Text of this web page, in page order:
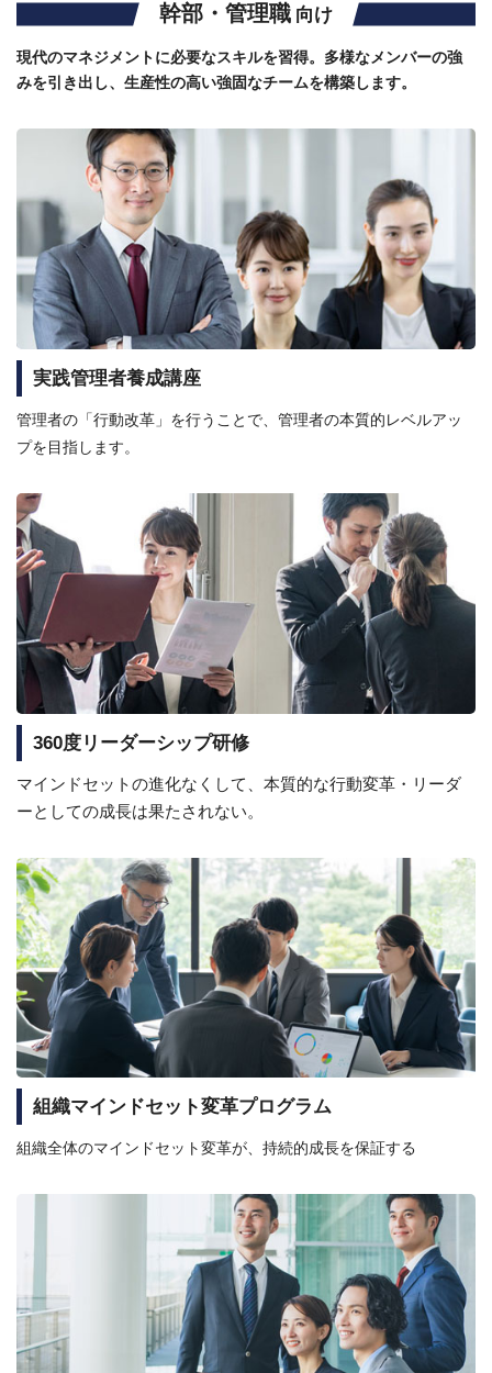
幹部・管理職 向け
現代のマネジメントに必要なスキルを習得。多様なメンバーの強
みを引き出し、生産性の高い強固なチームを構築します。
実践管理者養成講座
管理者の「行動改革」を行うことで、管理者の本質的レベルアッ
プを目指します。
360度リーダーシップ研修
マインドセットの進化なくして、本質的な行動変革・リーダ
ーとしての成長は果たされない。
組織マインドセット変革プログラム
組織全体のマインドセット変革が、持続的成長を保証する